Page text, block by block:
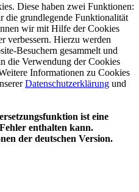
Diese haben zwei Funktionen:
die grundlegende Funktionalität
wir mit Hilfe der Cookies
verbessern. Hierzu werden
Besuchern gesammelt und
die Verwendung der Cookies
Informationen zu Cookies
Datenschutzerklärung und
ist eine
enthalten kann.
der deutschen Version.